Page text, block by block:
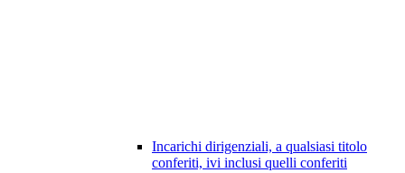
Incarichi dirigenziali, a qualsiasi titolo
conferiti, ivi inclusi quelli conferiti